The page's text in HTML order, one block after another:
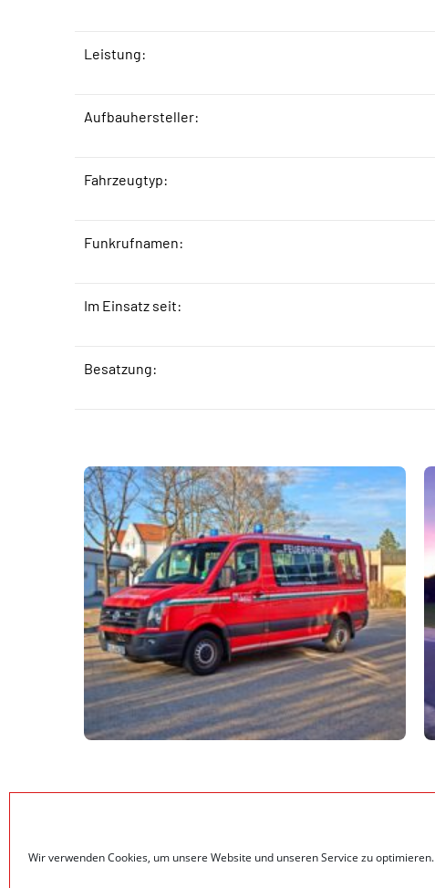
Wir verwenden Cookies, um unsere Website und unseren Service zu optimieren.
Leistung:
Aufbauhersteller:
Fahrzeugtyp:
Funkrufnamen:
Im Einsatz seit:
Besatzung: